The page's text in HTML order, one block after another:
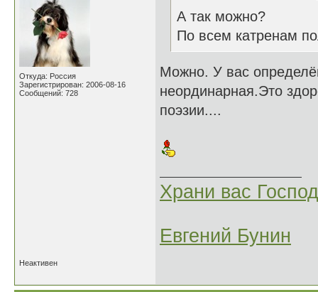
Откуда: Россия
Зарегистрирован: 2006-08-16
Сообщений: 728
А так можно?
По всем катренам
Можно. У вас
неординарная.Это
поэзии....
Храни вас
Евгений Бунин
Неактивен